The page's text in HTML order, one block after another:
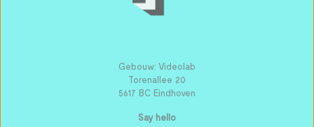
Gebouw: Videolab
Torenallee 20
5617 BC Eindhoven
Say hello